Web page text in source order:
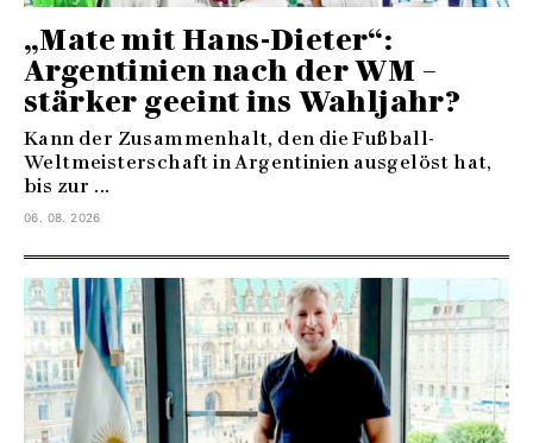
„Mate mit Hans-Dieter“:
Argentinien nach der WM –
stärker geeint ins Wahljahr?
Kann der Zusammenhalt, den die Fußball-
Weltmeisterschaft in Argentinien ausgelöst hat,
bis zur ...
06. 08. 2026